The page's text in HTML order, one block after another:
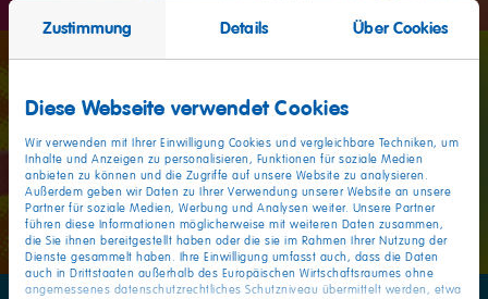
Zustimmung Details Über Cookies
Diese Webseite verwendet Cookies
Wir verwenden mit Ihrer Einwilligung Cookies und vergleichbare Techniken, um
Inhalte und Anzeigen zu personalisieren, Funktionen für soziale Medien
anbieten zu können und die Zugriffe auf unsere Website zu analysieren.
Außerdem geben wir Daten zu Ihrer Verwendung unserer Website an unsere
Partner für soziale Medien, Werbung und Analysen weiter. Unsere Partner
führen diese Informationen möglicherweise mit weiteren Daten zusammen,
die Sie ihnen bereitgestellt haben oder die sie im Rahmen Ihrer Nutzung der
Dienste gesammelt haben. Ihre Einwilligung umfasst auch, dass die Daten
auch in Drittstaaten außerhalb des Europäischen Wirtschaftsraumes ohne
angemessenes datenschutzrechtliches Schutzniveau übermittelt werden, etwa